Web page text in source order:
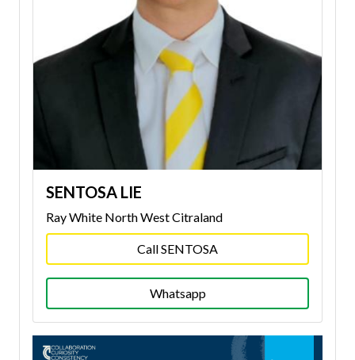
SENTOSA LIE
Ray White North West Citraland
Call SENTOSA
Whatsapp